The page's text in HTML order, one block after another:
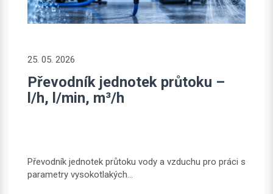
25. 05. 2026
Převodník jednotek průtoku –
l/h, l/min, m³/h
Převodník jednotek průtoku vody a vzduchu pro práci s
parametry vysokotlakých...